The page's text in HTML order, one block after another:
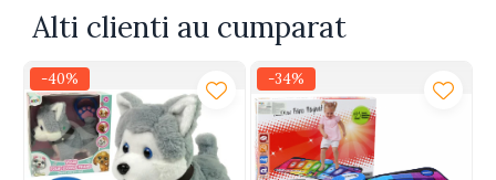
Alege acest joc arcade de fotbal pentru a oferi
copilului tau o activitate dinamica si educativa.
Este cadoul ideal pentru micii sportivi.
Alti clienti au cumparat
-40% -34%